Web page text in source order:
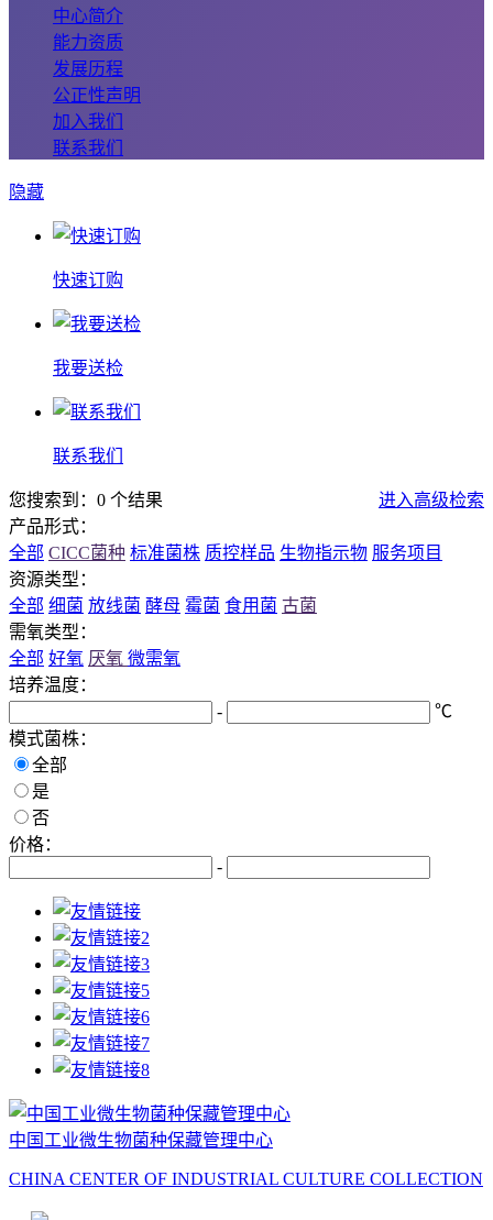
中心简介
能力资质
发展历程
公正性声明
加入我们
联系我们
隐藏
快速订购
我要送检
联系我们
您搜索到：0 个结果
进入高级检索
产品形式：
全部 CICC菌种 标准菌株 质控样品 生物指示物 服务项目
资源类型：
全部 细菌 放线菌 酵母 霉菌 食用菌 古菌
需氧类型：
全部 好氧 厌氧 微需氧
培养温度：
-
℃
模式菌株：
全部
是
否
价格：
-
中国工业微生物菌种保藏管理中心
CHINA CENTER OF INDUSTRIAL CULTURE COLLECTION